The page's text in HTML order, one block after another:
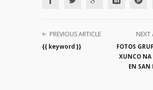
PREVIOUS ARTICLE
{{ keyword }}
NEXT
FOTOS
XUNCO
EN SAN